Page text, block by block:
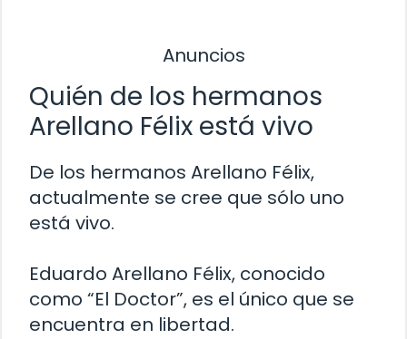
Anuncios
Quién de los hermanos
Arellano Félix está vivo
De los hermanos Arellano Félix,
actualmente se cree que sólo uno
está vivo.
Eduardo Arellano Félix, conocido
como “El Doctor”, es el único que se
encuentra en libertad.